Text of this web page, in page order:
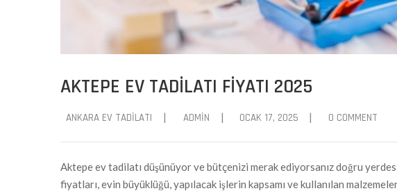
AKTEPE EV TADILATI FIYATI 2025
ANKARA EV TADILATI | ADMIN | OCAK 17, 2025 | 0 COMMENT
Aktepe ev tadilatı düşünüyor ve bütçenizi merak ediyorsanız doğru
fiyatları, evin büyüklüğü, yapılacak işlerin kapsamı ve kullanılan